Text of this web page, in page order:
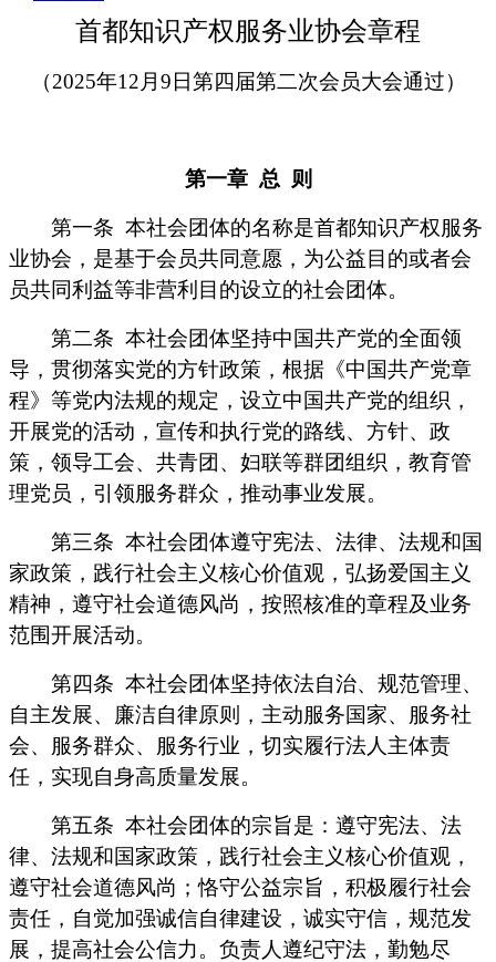
首都知识产权服务业协会章程
（2025年12月9日第四届第二次会员大会通过）
第一章 总 则
第一条 本社会团体的名称是首都知识产权服务
业协会，是基于会员共同意愿，为公益目的或者会
员共同利益等非营利目的设立的社会团体。
第二条 本社会团体坚持中国共产党的全面领
导，贯彻落实党的方针政策，根据《中国共产党章
程》等党内法规的规定，设立中国共产党的组织，
开展党的活动，宣传和执行党的路线、方针、政
策，领导工会、共青团、妇联等群团组织，教育管
理党员，引领服务群众，推动事业发展。
第三条 本社会团体遵守宪法、法律、法规和国
家政策，践行社会主义核心价值观，弘扬爱国主义
精神，遵守社会道德风尚，按照核准的章程及业务
范围开展活动。
第四条 本社会团体坚持依法自治、规范管理、
自主发展、廉洁自律原则，主动服务国家、服务社
会、服务群众、服务行业，切实履行法人主体责
任，实现自身高质量发展。
第五条 本社会团体的宗旨是：遵守宪法、法
律、法规和国家政策，践行社会主义核心价值观，
遵守社会道德风尚；恪守公益宗旨，积极履行社会
责任，自觉加强诚信自律建设，诚实守信，规范发
展，提高社会公信力。负责人遵纪守法，勤勉尽